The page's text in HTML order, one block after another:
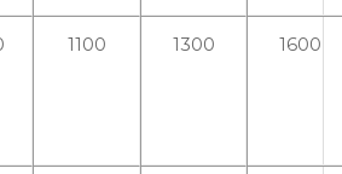
1100 1300 1600